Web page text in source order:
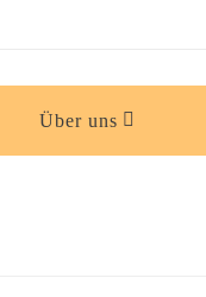
Über uns